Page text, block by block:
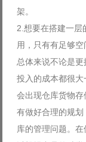
架。
2.想要在搭建一层
用，只有有足够空
总体来说不论是
投入的成本都很大
会出现仓库货物
有做好合理的规
库的管理问题。